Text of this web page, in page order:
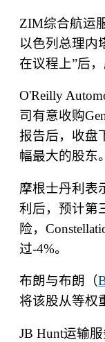
ZIM综合航运
以色列总理内
在议程上”后
O'Reilly
司有意收购
报告后，收盘
幅最大的股东。
摩根士丹利表
利后，预计第
险，
过-4%。
布朗与布朗（
将该股从等权
JB Hunt运输